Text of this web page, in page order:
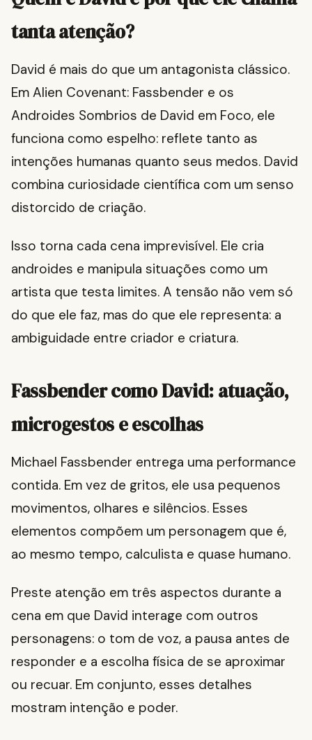
tanta atenção?
David é mais do que um antagonista clássico.
Em Alien Covenant: Fassbender e os
Androides Sombrios de David em Foco, ele
funciona como espelho: reflete tanto as
intenções humanas quanto seus medos. David
combina curiosidade científica com um senso
distorcido de criação.
Isso torna cada cena imprevisível. Ele cria
androides e manipula situações como um
artista que testa limites. A tensão não vem só
do que ele faz, mas do que ele representa: a
ambiguidade entre criador e criatura.
Fassbender como David: atuação,
microgestos e escolhas
Michael Fassbender entrega uma performance
contida. Em vez de gritos, ele usa pequenos
movimentos, olhares e silêncios. Esses
elementos compõem um personagem que é,
ao mesmo tempo, calculista e quase humano.
Preste atenção em três aspectos durante a
cena em que David interage com outros
personagens: o tom de voz, a pausa antes de
responder e a escolha física de se aproximar
ou recuar. Em conjunto, esses detalhes
mostram intenção e poder.